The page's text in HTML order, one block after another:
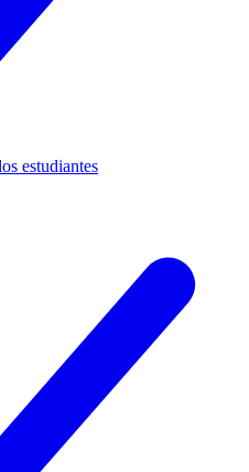
estudiantes